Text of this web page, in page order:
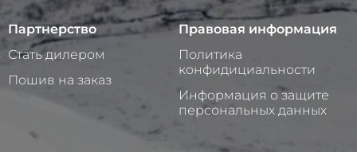
Партнерство
Стать дилером
Пошив на заказ
Правовая информация
Политика
конфидициальности
Информация о защите
персональных данных